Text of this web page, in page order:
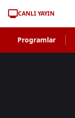
CANLI YAYIN
Programlar